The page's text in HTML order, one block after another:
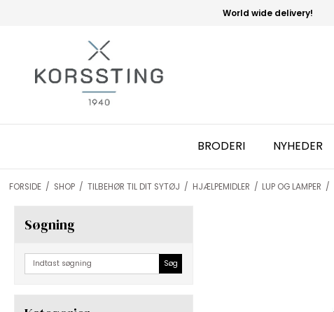
World wide delivery!
BRODERI NYHEDER
FORSIDE / SHOP / TILBEHØR TIL DIT SYTØJ / HJÆLPEMIDLER / LUP OG LAMPER /
Søgning
Søg